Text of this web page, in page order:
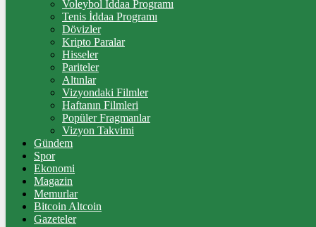
%2,39
%-0,14
%0
LİTECOİN
2204.69Ł%1.4
ETHEREUM
91706 Ξ%-0.2
Voleybol İddaa Programı
Tenis İddaa Programı
Dövizler
Kripto Paralar
Hisseler
Pariteler
Altınlar
Vizyondaki Filmler
Haftanın Filmleri
Popüler Fragmanlar
Vizyon Takvimi
Gündem
Spor
Ekonomi
Magazin
Memurlar
Bitcoin Altcoin
Gazeteler